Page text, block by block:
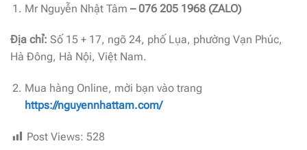
Mr Nguyễn Nhật Tâm – 076 205 1968 (ZALO)
Địa chỉ: Số 15 + 17, ngõ 24, phố Lụa, phường Vạn Phúc,
Hà Đông, Hà Nội, Việt Nam.
Mua hàng Online, mời bạn vào trang
https://nguyennhattam.com/
Post Views: 528